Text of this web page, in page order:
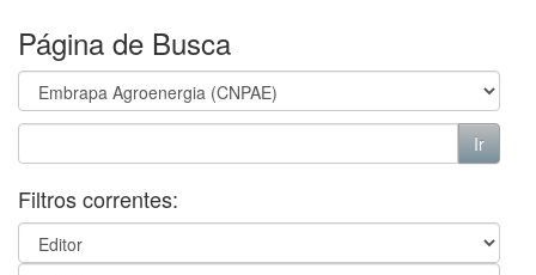
Página de Busca
Filtros correntes: